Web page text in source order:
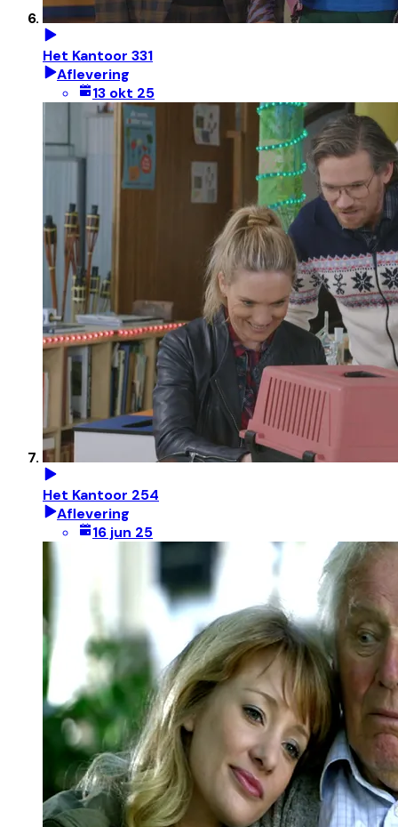
Het Kantoor 331
Aflevering
13 okt 25
Het Kantoor 254
Aflevering
16 jun 25